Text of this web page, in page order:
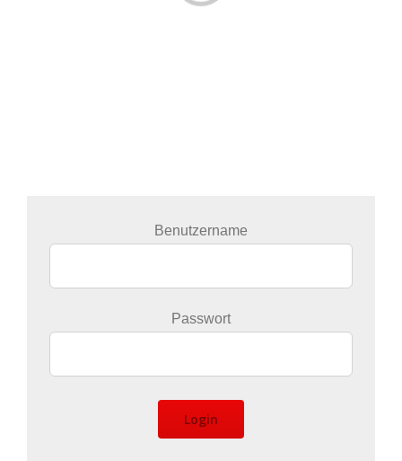
Benutzername
Passwort
Login